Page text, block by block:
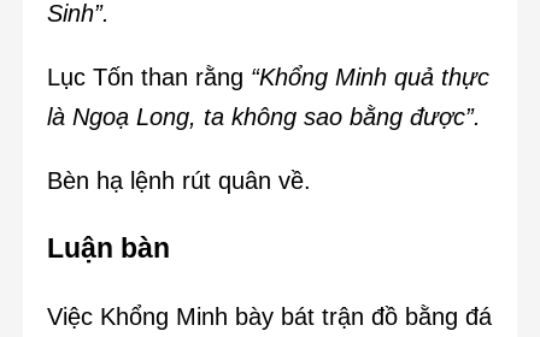
Sinh”.
Lục Tốn than rằng “Khổng Minh quả thực
là Ngoạ Long, ta không sao bằng được”.
Bèn hạ lệnh rút quân về.
Luận bàn
Việc Khổng Minh bày bát trận đồ bằng đá